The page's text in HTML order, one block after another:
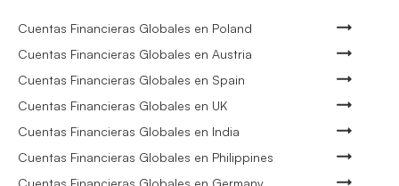
Cuentas Financieras Globales en Poland
Cuentas Financieras Globales en Austria
Cuentas Financieras Globales en Spain
Cuentas Financieras Globales en UK
Cuentas Financieras Globales en India
Cuentas Financieras Globales en Philippines
Cuentas Financieras Globales en Germany